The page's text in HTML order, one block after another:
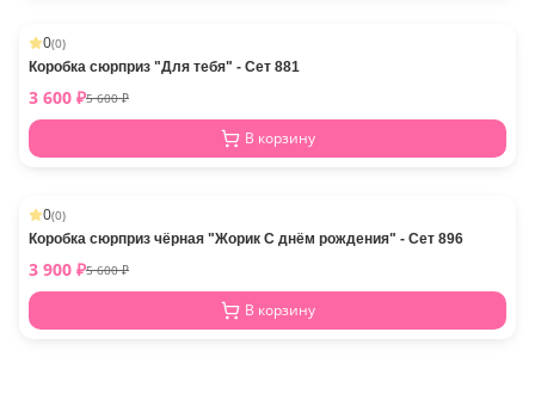
-11%
0(0)
Коробка сюрприз "Для тебя" - Сет 881
3 600 ₽5 600₽
В корзину
-23%
0(0)
Коробка сюрприз чёрная "Жорик С днём рождения" - Сет 896
3 900 ₽5 600₽
В корзину